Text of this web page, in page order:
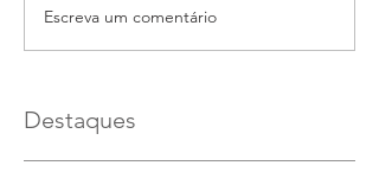
Escreva um comentário
Destaques